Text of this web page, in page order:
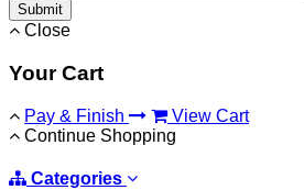
Submit
Close
Your Cart
Pay & Finish
View Cart
Continue Shopping
Categories